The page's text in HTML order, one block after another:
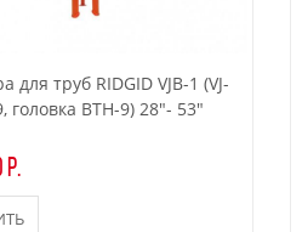
для труб RIDGID VJB-1 (VJ-
головка BTH-9) 28"- 53"
р.